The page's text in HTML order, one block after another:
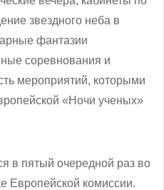
звездного неба в
фантазии
соревнования и
мероприятий, которыми
«Ночи ученых»
в пятый очередной раз во
Европейской комиссии.